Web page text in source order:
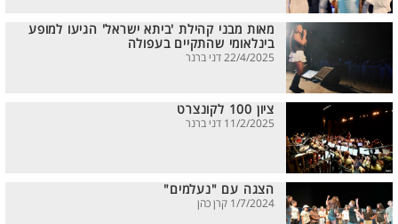
מאות מבני קהילת 'ביתא ישראל' הגיעו למופע
בינלאומי שהתקיים בעפולה
22/4/2025 דני ברנר
ציון 100 לקונצרט
11/2/2025 דני ברנר
הצגה עם "נעלמים"
1/7/2024 קרן כהן